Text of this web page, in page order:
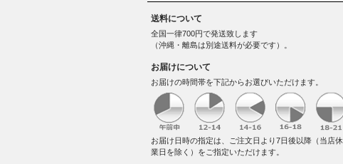
送料について
全国一律700円で発送致します
（沖縄・離島は別途送料が必要です）。
お届けについて
お届けの時間帯を下記からお選びいただけます。
お届け日時の指定は、ご注文日より7日後以降（当店休
業日を除く）をご指定いただけます。